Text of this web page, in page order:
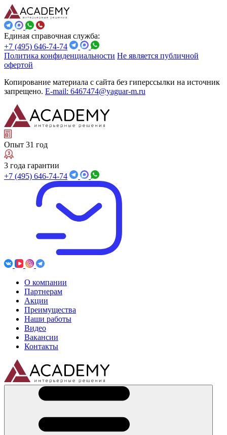
Единая справочная служба:
+7 (495) 646-74-74
Политика конфиденциальности Не является публичной
офертой
Копирование материала с сайта без гиперссылки на источник
запрещено. E-mail: 6467474@yaguar-m.ru
Опыт 31 год
3 года гарантии
+7 (495) 646-74-74
О компании
Партнерам
Акции
Преимущества
Наши работы
Видео
Вакансии
Контакты